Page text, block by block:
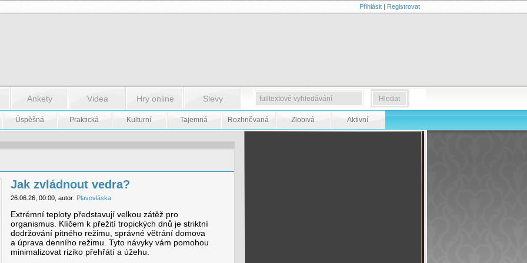
Přihlásit| Registrovat
Ankety Videa Hry online Slevy
Úspěšná Praktická Kulturní Tajemná Rozhněvaná Zlobivá Aktivní
Jak zvládnout vedra?
26.06.26, 00:00, autor: Plavovláska
Extrémní teploty představují velkou zátěž pro
organismus. Klíčem k přežití tropických dnů je striktní
dodržování pitného režimu, správné větrání domova
a úprava denního režimu. Tyto návyky vám pomohou
minimalizovat riziko přehřátí a úžehu.